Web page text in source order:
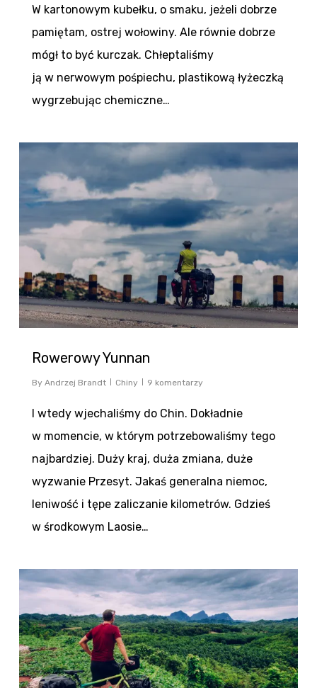
W kartonowym kubełku, o smaku, jeżeli dobrze
pamiętam, ostrej wołowiny. Ale równie dobrze
mógł to być kurczak. Chłeptaliśmy
ją w nerwowym pośpiechu, plastikową łyżeczką
wygrzebując chemiczne…
Rowerowy Yunnan
By Andrzej Brandt Chiny 9 komentarzy
I wtedy wjechaliśmy do Chin. Dokładnie
w momencie, w którym potrzebowaliśmy tego
najbardziej. Duży kraj, duża zmiana, duże
wyzwanie Przesyt. Jakaś generalna niemoc,
leniwość i tępe zaliczanie kilometrów. Gdzieś
w środkowym Laosie…